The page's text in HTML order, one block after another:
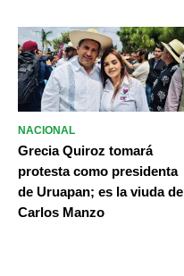
NACIONAL
Grecia Quiroz tomará
protesta como presidenta
de Uruapan; es la viuda de
Carlos Manzo